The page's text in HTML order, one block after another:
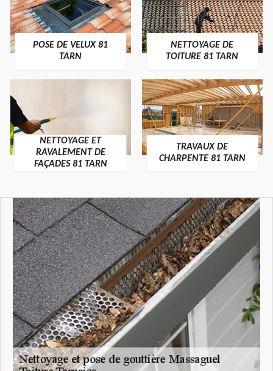
POSE DE VELUX 81
TARN
NETTOYAGE DE
TOITURE 81 TARN
NETTOYAGE ET
RAVALEMENT DE
FAÇADES 81 TARN
TRAVAUX DE
CHARPENTE 81 TARN